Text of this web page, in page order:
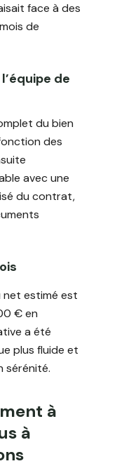
face à des
de
de
du bien
des
avec une
du contrat,
net estimé est
€ en
a été
plus fluide et
sérénité.
à
à